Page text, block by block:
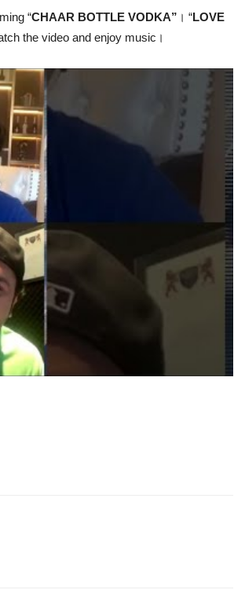
“CHAAR BOTTLE VODKA” । “LOVE
the video and enjoy music।